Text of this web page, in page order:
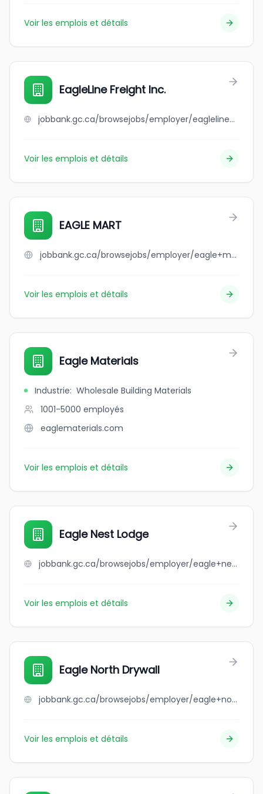
Voir les emplois et détails
EagleLine Freight Inc.
jobbank.gc.ca/browsejobs/employer/eagleline+freight+inc./ca
Voir les emplois et détails
EAGLE MART
jobbank.gc.ca/browsejobs/employer/eagle+mart/ca
Voir les emplois et détails
Eagle Materials
Industrie: Wholesale Building Materials
1001-5000 employés
eaglematerials.com
Voir les emplois et détails
Eagle Nest Lodge
jobbank.gc.ca/browsejobs/employer/eagle+nest+lodge/ca
Voir les emplois et détails
Eagle North Drywall
jobbank.gc.ca/browsejobs/employer/eagle+north+drywall/ca
Voir les emplois et détails